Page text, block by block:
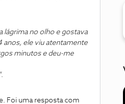
lágrima no olho e gostava
anos, ele viu atentamente
minutos e deu-me
.
Foi uma resposta com